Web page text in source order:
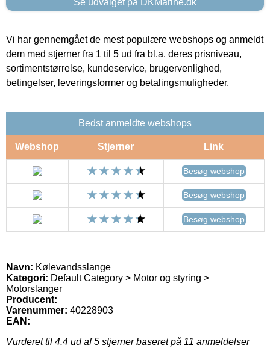
Vi har gennemgået de mest populære webshops og anmeldt
dem med stjerner fra 1 til 5 ud fra bl.a. deres prisniveau,
sortimentstørrelse, kundeservice, brugervenlighed,
betingelser, leveringsformer og betalingsmuligheder.
Bedst anmeldte webshops
Webshop Stjerner Link
Besøg webshop
Besøg webshop
Besøg webshop
Navn: Kølevandsslange
Kategori: Default Category > Motor og styring >
Motorslanger
Producent:
Varenummer: 40228903
EAN:
Vurderet til 4.4 ud af 5 stjerner baseret på 11 anmeldelser